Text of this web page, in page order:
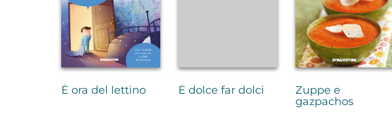
È ora del lettino È dolce far dolci
Zuppe e
gazpachos